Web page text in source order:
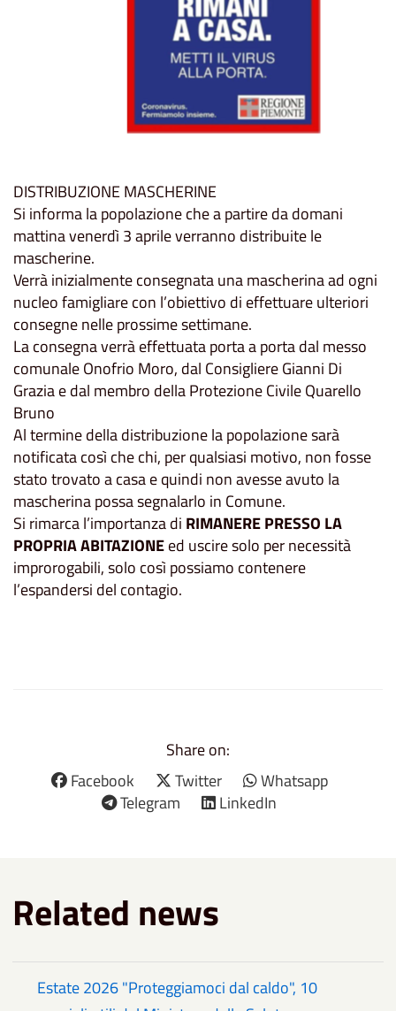
DISTRIBUZIONE MASCHERINE
Si informa la popolazione che a partire da domani
mattina venerdì 3 aprile verranno distribuite le
mascherine.
Verrà inizialmente consegnata una mascherina ad ogni
nucleo famigliare con l’obiettivo di effettuare ulteriori
consegne nelle prossime settimane.
La consegna verrà effettuata porta a porta dal messo
comunale Onofrio Moro, dal Consigliere Gianni Di
Grazia e dal membro della Protezione Civile Quarello
Bruno
Al termine della distribuzione la popolazione sarà
notificata così che chi, per qualsiasi motivo, non fosse
stato trovato a casa e quindi non avesse avuto la
mascherina possa segnalarlo in Comune.
Si rimarca l’importanza di RIMANERE PRESSO LA
PROPRIA ABITAZIONEed uscire solo per necessità
improrogabili, solo così possiamo contenere
l’espandersi del contagio.
Share on:
Facebook
Twitter
Whatsapp
Telegram
LinkedIn
Related news
Estate 2026 "Proteggiamoci dal caldo", 10